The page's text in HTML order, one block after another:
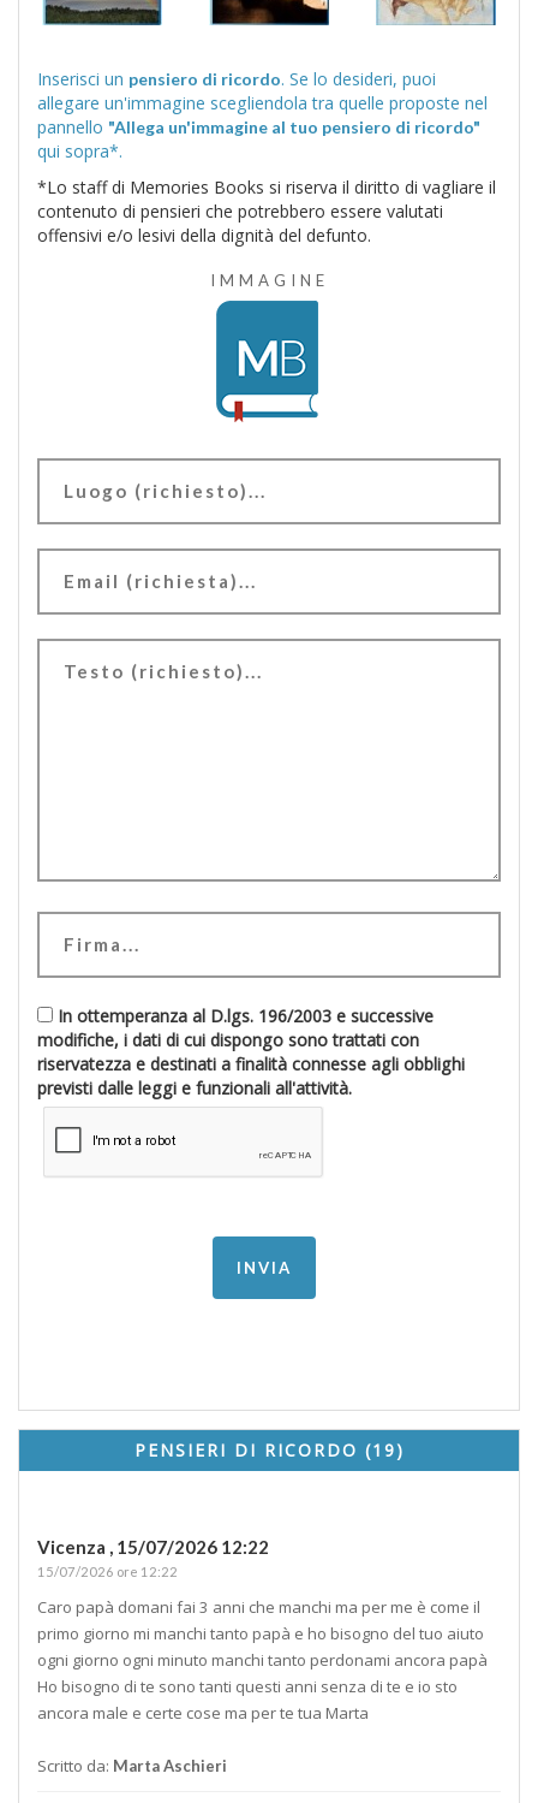
Inserisci un pensiero di ricordo. Se lo desideri, puoi
allegare un'immagine scegliendola tra quelle proposte nel
pannello "Allega un'immagine al tuo pensiero di ricordo"
qui sopra*.
*Lo staff di Memories Books si riserva il diritto di vagliare il
contenuto di pensieri che potrebbero essere valutati
offensivi e/o lesivi della dignità del defunto.
IMMAGINE
In ottemperanza al D.lgs. 196/2003 e successive
modifiche, i dati di cui dispongo sono trattati con
riservatezza e destinati a finalità connesse agli obblighi
previsti dalle leggi e funzionali all'attività.
PENSIERI DI RICORDO (19)
Vicenza , 15/07/2026 12:22
15/07/2026 ore 12:22
Caro papà domani fai 3 anni che manchi ma per me è come il
primo giorno mi manchi tanto papà e ho bisogno del tuo aiuto
ogni giorno ogni minuto manchi tanto perdonami ancora papà
Ho bisogno di te sono tanti questi anni senza di te e io sto
ancora male e certe cose ma per te tua Marta
Scritto da: Marta Aschieri